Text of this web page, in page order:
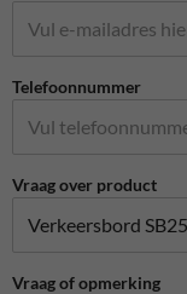
Telefoonnummer
Vraag over product
Vraag of opmerking